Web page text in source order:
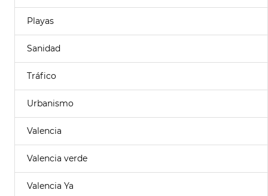
Playas
Sanidad
Tráfico
Urbanismo
Valencia
Valencia verde
Valencia Ya